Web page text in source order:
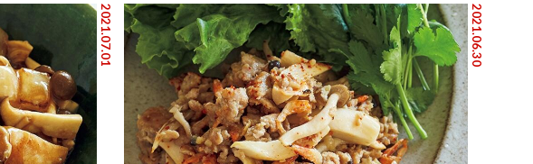
2021.07.01 2021.06.30